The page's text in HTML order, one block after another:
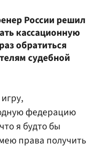
России решил
кассационную
обратиться
судебной
федерацию
я будто бы
права получить